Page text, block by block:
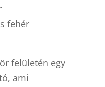
fehér
felületén egy
ami